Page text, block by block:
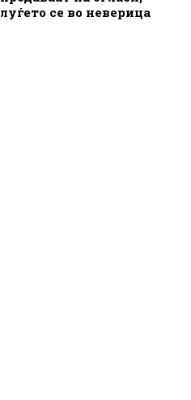
луѓето се во неверица